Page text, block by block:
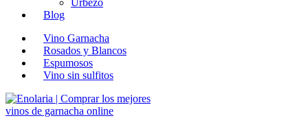
Blog
Vino Garnacha
Rosados y Blancos
Espumosos
Vino sin sulfitos